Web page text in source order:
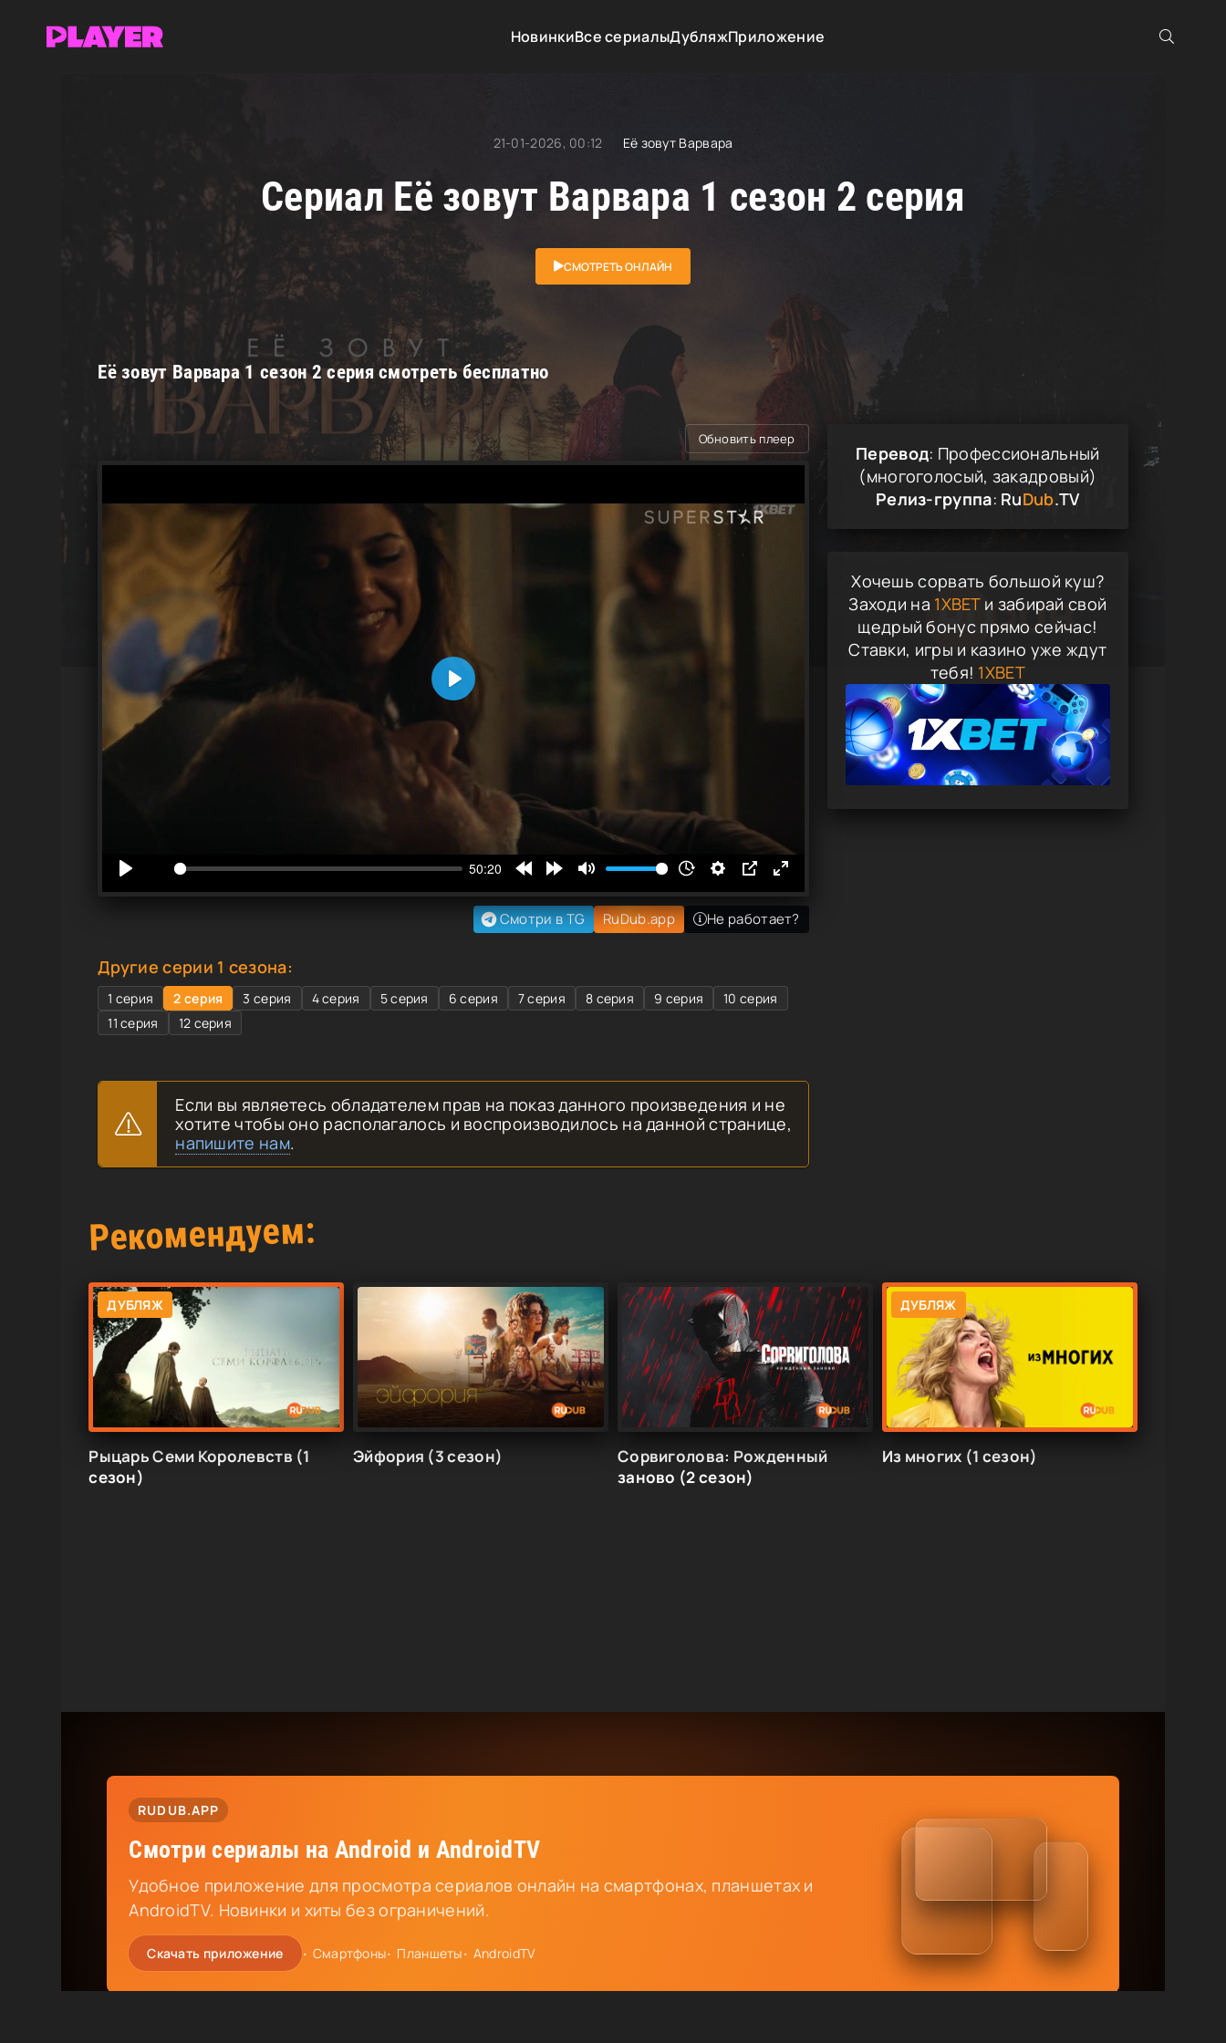
НовинкиВсе сериалыДубляжПриложение
21-01-2026, 00:12 Её зовут Варвара
Сериал Её зовут Варвара 1 сезон 2 серия
СМОТРЕТЬ ОНЛАЙН
Её зовут Варвара 1 сезон 2 серия смотреть бесплатно
Обновить плеер
Смотри в TG RuDub.app Не работает?
Другие серии 1 сезона:
1 серия 2 серия 3 серия 4 серия 5 серия 6 серия 7 серия 8 серия 9 серия
10 серия
11 серия
12 серия
Если вы являетесь обладателем прав на показ данного произведения и не
хотите чтобы оно располагалось и воспроизводилось на данной странице,
напишите нам.
Перевод: Профессиональный
(многоголосый, закадровый)
Релиз-группа: RuDub.TV
Хочешь сорвать большой куш?
Заходи на 1XBETи забирай свой
щедрый бонус прямо сейчас!
Ставки, игры и казино уже ждут
тебя! 1XBET
Рекомендуем:
ДУБЛЯЖ
Рыцарь Семи Королевств (1
сезон)
Эйфория (3 сезон)
Сорвиголова: Рожденный
заново (2 сезон)
ДУБЛЯЖ
Из многих (1 сезон)
RUDUB.APP
Смотри сериалы на Android и AndroidTV
Удобное приложение для просмотра сериалов онлайн на смартфонах, планшетах и
AndroidTV. Новинки и хиты без ограничений.
Скачать приложение Смартфоны Планшеты AndroidTV